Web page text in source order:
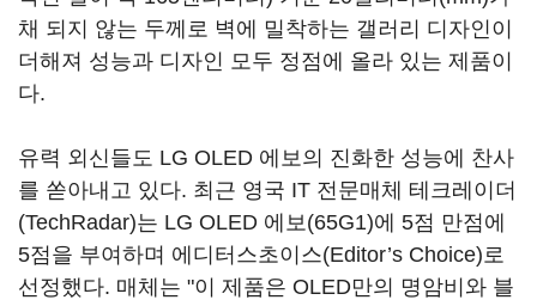
채 되지 않는 두께로 벽에 밀착하는 갤러리 디자인이
더해져 성능과 디자인 모두 정점에 올라 있는 제품이
다.
유력 외신들도 LG OLED 에보의 진화한 성능에 찬사
를 쏟아내고 있다. 최근 영국 IT 전문매체 테크레이더
(TechRadar)는 LG OLED 에보(65G1)에 5점 만점에
5점을 부여하며 에디터스초이스(Editor’s Choice)로
선정했다. 매체는 "이 제품은 OLED만의 명암비와 블